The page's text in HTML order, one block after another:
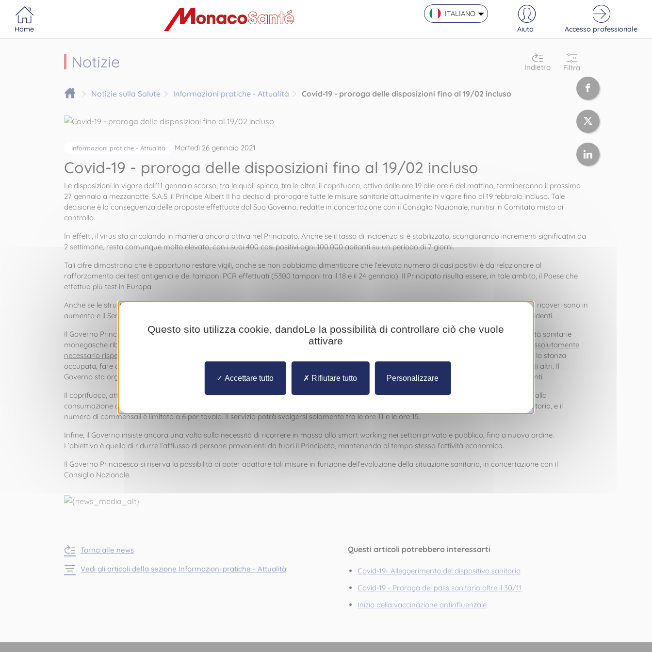
Home
Portail MonacoSante
ITALIANO
Aiuto
Accesso professionale
Notizie Indietro Filtra
Notizie sulla Salute Informazioni pratiche - Attualità Covid-19 - proroga delle disposizioni fino al 19/02 incluso
Informazioni pratiche - Attualità Martedì 26 gennaio 2021
Covid-19 - proroga delle disposizioni fino al 19/02 incluso
Le disposizioni in vigore dall’11 gennaio scorso, tra le quali spicca, tra le altre, il coprifuoco, attivo dalle ore 19 alle ore 6 del mattino, termineranno il prossimo
27 gennaio a mezzanotte. S.A.S. il Principe Albert II ha deciso di prorogare tutte le misure sanitarie attualmente in vigore fino al 19 febbraio incluso. Tale
decisione è la conseguenza delle proposte effettuate dal Suo Governo, redatte in concertazione con il Consiglio Nazionale, riunitisi in Comitato misto di
controllo.
In effetti, il virus sta circolando in maniera ancora attiva nel Principato. Anche se il tasso di incidenza si è stabilizzato, scongiurando incrementi significativi da
2 settimane, resta comunque molto elevato, con i suoi 400 casi positivi ogni 100.000 abitanti su un periodo di 7 giorni.
Tali cifre dimostrano che è opportuno restare vigili, anche se non dobbiamo dimenticare che l’elevato numero di casi positivi è da relazionare al
rafforzamento dei test antigenici e dei tamponi PCR effettuati (5300 tamponi tra il 18 e il 24 gennaio). Il Principato risulta essere, in tale ambito, il Paese che
effettua più test in Europa.
Anche se le strutture sanitarie non sono a livelli di saturazione, non si può dimenticare che esse sono oggetto di una sollecitazione crescente. I ricoveri sono in
aumento e il Servizio di Rianimazione è sottoposto a una certa tensione da qualche giorno. Attualmente, sono 9 i pazienti trattati, tra cui 4 residenti.
Il Governo Principesco intende sottolineare che più della metà dei contagi avviene in occasione di assembramenti in ambito privato. Le autorità sanitarie
monegasche ribadiscono con insistenza la necessità di fare prova della più grande prudenza e di limitare al massimo tali assembramenti.
È assolutamente
necessario rispettare i gesti barriera in occasione di momenti conviviali tra vari nuclei familiari
: igienizzare le mani più frequentemente, aerare la stanza
occupata, fare attenzione a non condividere coperti o bicchieri. È indispensabile che ognuno prenda precauzioni per proteggere se stesso e gli altri. Il
Governo sta organizzando una campagna informativa sull’argomento per sensibilizzare ancora una volta tutti i cittadini monegaschi e residenti.
Il coprifuoco, attivo dalle ore 19 alle ore 6 del mattino, resterà quindi in vigore per altre tre settimane. Stessa sorte subirà la normativa relativa alla
consumazione all’interno dei ristoranti a pranzo: il loro accesso è riservato ai residenti e ai dipendenti del Principato, la prenotazione è obbligatoria, e il
numero di commensali è limitato a 6 per tavolo. Il servizio potrà svolgersi solamente tra le ore 11 e le ore 15.
Infine, il Governo insiste ancora una volta sulla necessità di ricorrere in massa allo smart working nei settori privato e pubblico, fino a nuovo ordine.
L’obiettivo è quello di ridurre l’afflusso di persone provenienti da fuori il Principato, mantenendo al tempo stesso l’attività economica.
Il Governo Principesco si riserva la possibilità di poter adattare tali misure in funzione dell’evoluzione della situazione sanitaria, in concertazione con il
Consiglio Nazionale.
Torna alle news
Vedi gli articoli della sezione Informazioni pratiche - Attualità
Questi articoli potrebbero interessarti
Covid-19- Alleggerimento del dispositivo sanitario
Covid-19 - Proroga del pass sanitario oltre il 30/11
Inizio della vaccinazione antinfluenzale
Pannello di gestione dei cookie
Questo sito utilizza cookie, dandoLe la possibilità di controllare ciò che vuole
attivare
Accettare tutto Rifiutare tutto Personalizzare